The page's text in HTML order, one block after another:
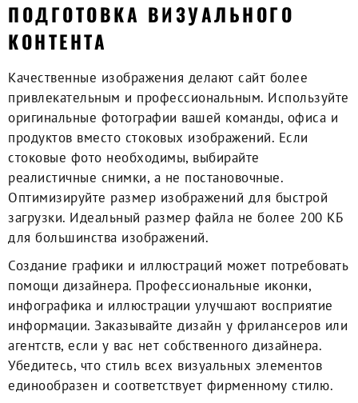
ПОДГОТОВКА ВИЗУАЛЬНОГО
КОНТЕНТА
Качественные изображения делают сайт более
привлекательным и профессиональным. Используйте
оригинальные фотографии вашей команды, офиса и
продуктов вместо стоковых изображений. Если
стоковые фото необходимы, выбирайте
реалистичные снимки, а не постановочные.
Оптимизируйте размер изображений для быстрой
загрузки. Идеальный размер файла не более 200 КБ
для большинства изображений.
Создание графики и иллюстраций может потребовать
помощи дизайнера. Профессиональные иконки,
инфографика и иллюстрации улучшают восприятие
информации. Заказывайте дизайн у фрилансеров или
агентств, если у вас нет собственного дизайнера.
Убедитесь, что стиль всех визуальных элементов
единообразен и соответствует фирменному стилю.